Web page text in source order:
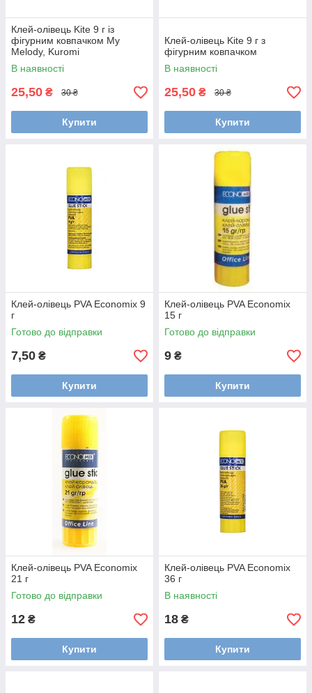
Клей-олівець Kite 9 г із
фігурним ковпачком My
Melody, Kuromi
В наявності
25,50 ₴ 30 ₴
Купити
Клей-олівець Kite 9 г з
фігурним ковпачком
В наявності
25,50 ₴ 30 ₴
Купити
Клей-олівець PVA Economix 9
г
Готово до відправки
7,50 ₴
Купити
Клей-олівець PVA Economix
15 г
Готово до відправки
9 ₴
Купити
Клей-олівець PVA Economix
21 г
Готово до відправки
12 ₴
Купити
Клей-олівець PVA Economix
36 г
В наявності
18 ₴
Купити